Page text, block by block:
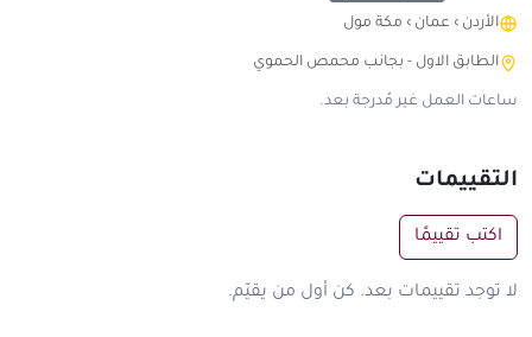
الأردن › عمان › مكة مول
الطابق الاول - بجانب محمص الحموي
ساعات العمل غير مُدرجة بعد.
التقييمات
اكتب تقييمًا
لا توجد تقييمات بعد. كن أول من يقيّم.